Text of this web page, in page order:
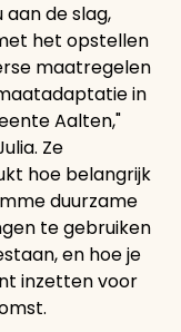
aan de slag,
het opstellen
maatregelen
in
Aalten,"
Ze
hoe belangrijk
duurzame
te gebruiken
en hoe je
inzetten voor